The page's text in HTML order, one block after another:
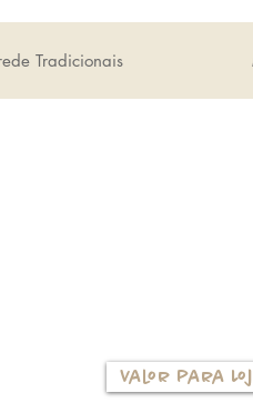
Tradicionais
Valor para